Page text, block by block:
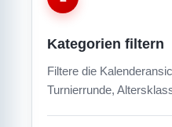
Kategorien filtern
Filtere die
Turnierrunde,